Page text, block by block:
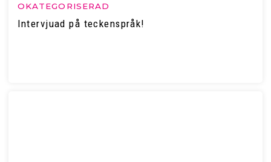
OKATEGORISERAD
Intervjuad på teckenspråk!